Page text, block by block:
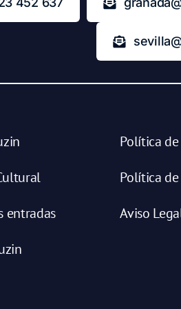
entradas
Política
Política
Aviso